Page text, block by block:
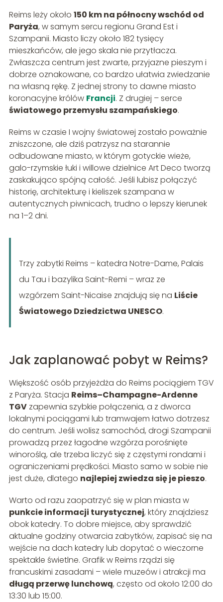
Reims leży około 150 km na północny wschód od
Paryża, w samym sercu regionu Grand Est i
Szampanii. Miasto liczy około 182 tysięcy
mieszkańców, ale jego skala nie przytłacza.
Zwłaszcza centrum jest zwarte, przyjazne pieszym i
dobrze oznakowane, co bardzo ułatwia zwiedzanie
na własną rękę. Z jednej strony to dawne miasto
koronacyjne królów Francji. Z drugiej – serce
światowego przemysłu szampańskiego.
Reims w czasie I wojny światowej zostało poważnie
zniszczone, ale dziś patrzysz na starannie
odbudowane miasto, w którym gotyckie wieże,
galo-rzymskie łuki i willowe dzielnice Art Deco tworzą
zaskakująco spójną całość. Jeśli lubisz połączyć
historię, architekturę i kieliszek szampana w
autentycznych piwnicach, trudno o lepszy kierunek
na 1–2 dni.
Trzy zabytki Reims – katedra Notre-Dame, Palais
du Tau i bazylika Saint-Remi – wraz ze
wzgórzem Saint-Nicaise znajdują się na Liście
Światowego Dziedzictwa UNESCO.
Jak zaplanować pobyt w Reims?
Większość osób przyjeżdża do Reims pociągiem TGV
z Paryża. Stacja Reims–Champagne-Ardenne
TGVzapewnia szybkie połączenia, a z dworca
lokalnymi pociągami lub tramwajem łatwo dotrzesz
do centrum. Jeśli wolisz samochód, drogi Szampanii
prowadzą przez łagodne wzgórza porośnięte
winoroślą, ale trzeba liczyć się z częstymi rondami i
ograniczeniami prędkości. Miasto samo w sobie nie
jest duże, dlatego najlepiej zwiedza się je pieszo.
Warto od razu zaopatrzyć się w plan miasta w
punkcie informacji turystycznej, który znajdziesz
obok katedry. To dobre miejsce, aby sprawdzić
aktualne godziny otwarcia zabytków, zapisać się na
wejście na dach katedry lub dopytać o wieczorne
spektakle świetlne. Grafik w Reims rządzi się
francuskimi zasadami – wiele muzeów i atrakcji ma
długą przerwę lunchową, często od około 12:00 do
13:30 lub 15:00.